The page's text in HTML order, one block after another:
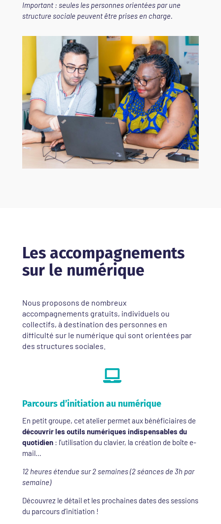
Important : seules les personnes orientées par une
structure sociale peuvent être prises en charge.
Les accompagnements
sur le numérique
Nous proposons de nombreux
accompagnements gratuits, individuels ou
collectifs, à destination des personnes en
difficulté sur le numérique qui sont orientées par
des structures sociales.

Parcours d’initiation au numérique
En petit groupe, cet atelier permet aux bénéficiaires de
découvrir les outils numériques indispensables du
quotidien: l’utilisation du clavier, la création de boîte e-
mail…
12 heures étendue sur 2 semaines (2 séances de 3h par
semaine)
Découvrez le détail et les prochaines dates des sessions
du parcours d’initiation !